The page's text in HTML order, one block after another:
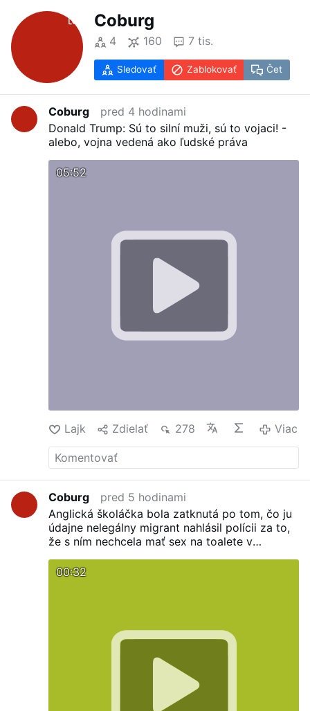
Coburg
4 160 7 tis.
Sledovať Zablokovať Čet
Coburg
pred 4 hodinami
Donald Trump: Sú to silní muži, sú to vojaci! -
alebo, vojna vedená ako ľudské práva
05:52
Lajk Zdielať 278 Viac
Coburg
pred 5 hodinami
Anglická školáčka bola zatknutá po tom, čo ju
údajne nelegálny migrant nahlásil polícii za to,
že s ním nechcela mať sex na toalete v
facebook.com/reel/1468574738343378?
00:32